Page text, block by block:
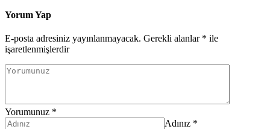
Yorum Yap
E-posta adresiniz yayınlanmayacak. Gerekli alanlar * ile
işaretlenmişlerdir
Yorumunuz *
Adınız *